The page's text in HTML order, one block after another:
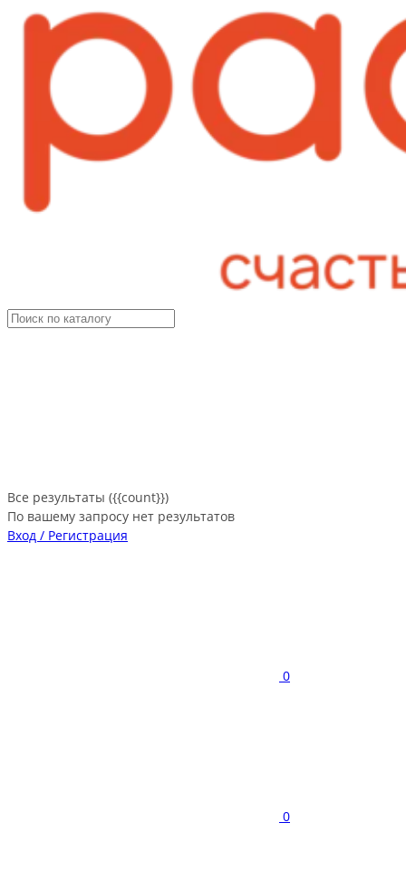
Все результаты ({{count}})
По вашему запросу нет результатов
Вход / Регистрация
0
0